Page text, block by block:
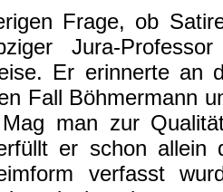
Frage, ob
Jura-
Er erinnerte an
Fall Böhmermann
man zur
er schon allein
verfasst